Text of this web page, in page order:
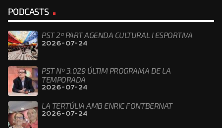
PODCASTS
PST 2ª PART AGENDA CULTURAL I ESPORTIVA
2026-07-24
PST Nº 3.029 ÚLTIM PROGRAMA DE LA
TEMPORADA
2026-07-24
LA TERTÚLIA AMB ENRIC FONTBERNAT
2026-07-24